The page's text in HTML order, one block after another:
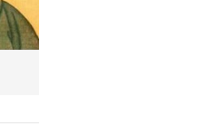
突然取消的婚禮